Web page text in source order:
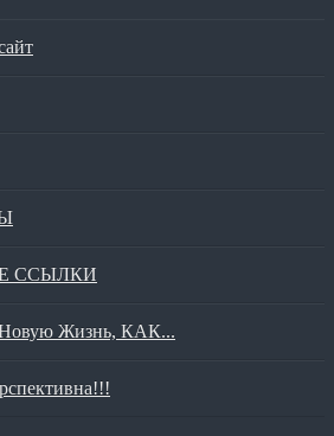
ССЫЛКИ
Новую Жизнь, КАК...